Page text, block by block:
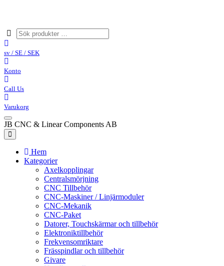
sv / SE / SEK
Konto
Call Us
Varukorg
JB CNC & Linear Components AB
Hem
Kategorier
Axelkopplingar
Centralsmörjning
CNC Tillbehör
CNC-Maskiner / Linjärmoduler
CNC-Mekanik
CNC-Paket
Datorer, Touchskärmar och tillbehör
Elektroniktillbehör
Frekvensomriktare
Frässpindlar och tillbehör
Givare